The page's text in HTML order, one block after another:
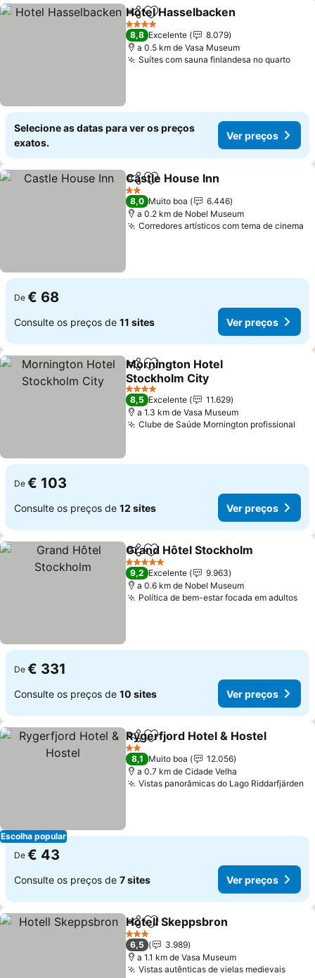
PartilharAdicionar aos favoritos
Hotel Hasselbacken
4 Estrelas
8,8 Excelente
8.079
a 0.5 km de Vasa Museum
Suítes com sauna finlandesa no quartoVer
Selecione as datas para ver os preços
exatos.
Ver preços
PartilharAdicionar aos favoritos
Castle House Inn
2 Estrelas
8,0 Muito boa
6.446
a 0.2 km de Nobel Museum
Corredores artísticos com tema de cinema
De € 68
Consulte os preços de 11 sites Ver preços
PartilharAdicionar aos favoritos
Mornington Hotel
Stockholm City
Ver preços
4 Estrelas
8,5 Excelente
11.629
a 1.3 km de Vasa Museum
Clube de Saúde Mornington profissional
De € 103
Consulte os preços de 12 sites Ver preços
PartilharAdicionar aos favoritos
Grand Hôtel Stockholm
5 Estrelas
9,2 Excelente
9.963
a 0.6 km de Nobel Museum
Política de bem-estar focada em adultos
De € 331
Consulte os preços de 10 sites Ver preços
Escolha popular
PartilharAdicionar aos favoritos
Rygerfjord Hotel & Hostel
2 Estrelas
8,1 Muito boa
12.056
a 0.7 km de Cidade Velha
Vistas panorâmicas do Lago Riddarfjärden
De € 43
Consulte os preços de 7 sites Ver preços
PartilharAdicionar aos favoritos
Hotell Skeppsbron
3 Estrelas
6,5
3.989
a 1.1 km de Vasa Museum
Vistas autênticas de vielas medievaisVer